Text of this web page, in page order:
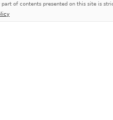
of contents presented on this site is